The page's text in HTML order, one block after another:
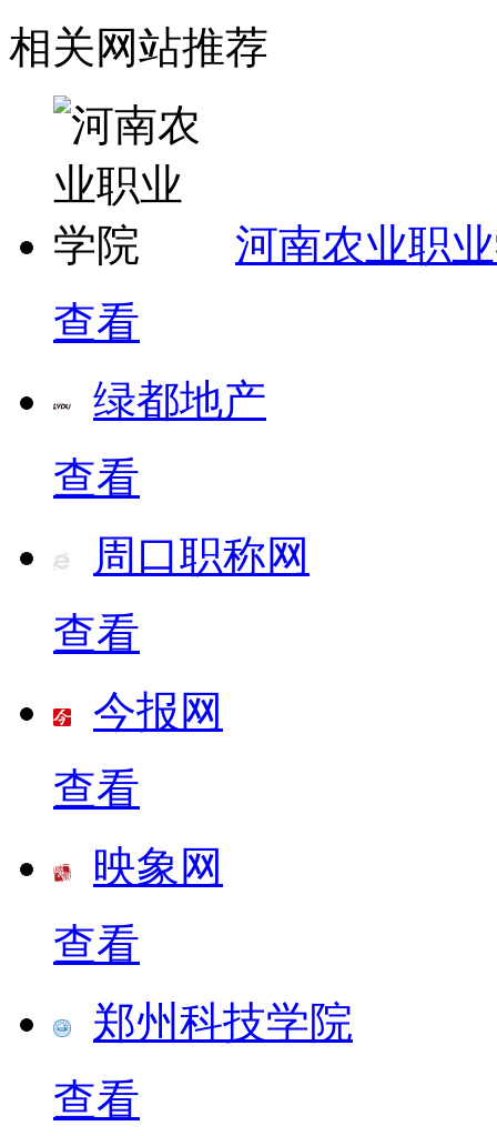
相关网站推荐
河南农业职
查看
绿都地产
查看
周口职称网
查看
今报网
查看
映象网
查看
郑州科技学院
查看